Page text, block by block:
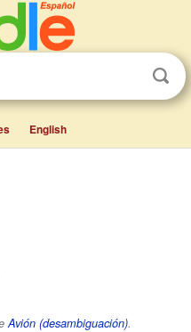
English
Avión (desambiguación).